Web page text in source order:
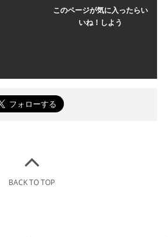
このページが気に入ったらい
いね！しよう
BACK TO TOP